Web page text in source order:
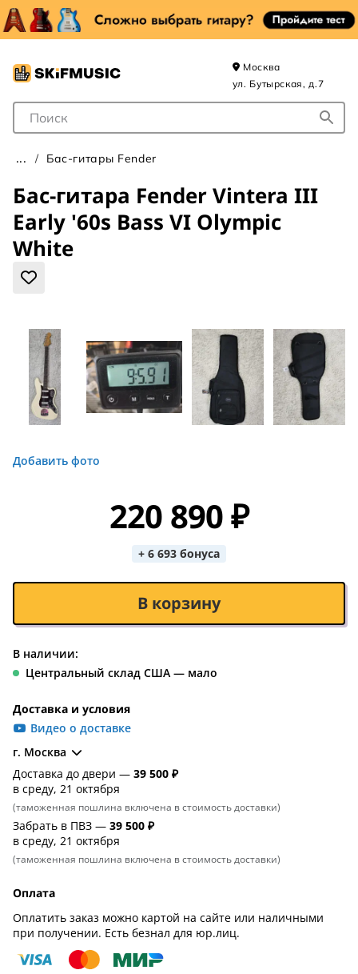
Поле для Поиска
Москва
ул. Бутырская, д.7
Бас-гитары Fender
Бас-гитара Fender Vintera III
Early '60s Bass VI Olympic
White
Добавить фото
220 890 ₽
+ 6 693 бонуса
В корзину
В наличии:
Центральный склад США — мало
Доставка и условия
Видео о доставке
г. Москва
Доставка до двери — 39 500 ₽
в среду, 21 октября
(таможенная пошлина включена в стоимость доставки)
Забрать в ПВЗ — 39 500 ₽
в среду, 21 октября
(таможенная пошлина включена в стоимость доставки)
Оплата
Оплатить заказ можно картой на сайте или наличными
при получении. Есть безнал для юр.лиц.